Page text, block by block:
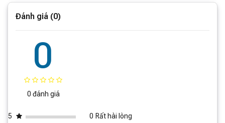
Bộ vi xử lý
(CPU)
Bộ nhớ trong
(ROM)
Hệ điều hành
Đánh giá (0)
0
0 đánh giá
5 0 Rất hài lòng